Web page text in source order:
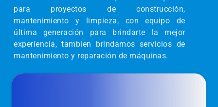
para proyectos de construcción,
mantenimiento y limpieza, con equipo de
última generación para brindarte la mejor
experiencia, tambien brindamos servicios de
mantenimiento y reparación de máquinas.